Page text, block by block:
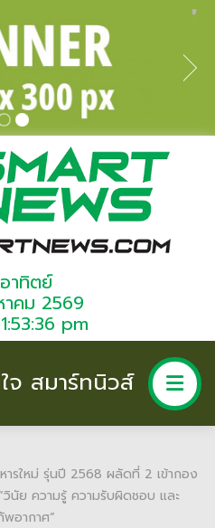
าทิตย์
คม 2569
pm
จ สมาร์ทนิวส์
รใหม่ รุ่นปี 2568 ผลัดที่ 2 เข้ากอง
วินัย ความรู้ ความรับผิดชอบ และ
อากาศ”